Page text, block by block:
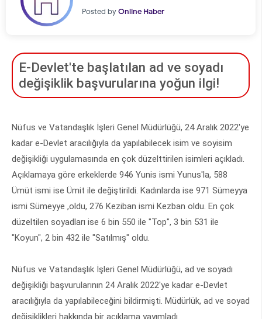
Posted byOnline Haber
E-Devlet'te başlatılan ad ve soyadı
değişiklik başvurularına yoğun ilgi!
Nüfus ve Vatandaşlık İşleri Genel Müdürlüğü, 24 Aralık 2022'ye
kadar e-Devlet aracılığıyla da yapılabilecek isim ve soyisim
değişikliği uygulamasında en çok düzelttirilen isimleri açıkladı.
Açıklamaya göre erkeklerde 946 Yunis ismi Yunus'la, 588
Ümüt ismi ise Ümit ile değiştirildi. Kadınlarda ise 971 Sümeyya
ismi Sümeyye ,oldu, 276 Keziban ismi Kezban oldu. En çok
düzeltilen soyadları ise 6 bin 550 ile "Top", 3 bin 531 ile
"Koyun", 2 bin 432 ile "Satılmış" oldu.
Nüfus ve Vatandaşlık İşleri Genel Müdürlüğü, ad ve soyadı
değişikliği başvurularının 24 Aralık 2022'ye kadar e-Devlet
aracılığıyla da yapılabileceğini bildirmişti. Müdürlük, ad ve soyad